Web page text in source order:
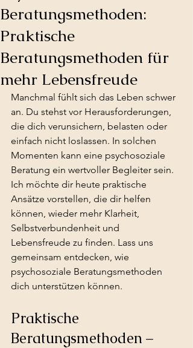
Beratungsmethoden:
Praktische
Beratungsmethoden für
mehr Lebensfreude
Manchmal fühlt sich das Leben schwer
an. Du stehst vor Herausforderungen,
die dich verunsichern, belasten oder
einfach nicht loslassen. In solchen
Momenten kann eine psychosoziale
Beratung ein wertvoller Begleiter sein.
Ich möchte dir heute praktische
Ansätze vorstellen, die dir helfen
können, wieder mehr Klarheit,
Selbstverbundenheit und
Lebensfreude zu finden. Lass uns
gemeinsam entdecken, wie
psychosoziale Beratungsmethoden
dich unterstützen können.
Praktische
Beratungsmethoden –